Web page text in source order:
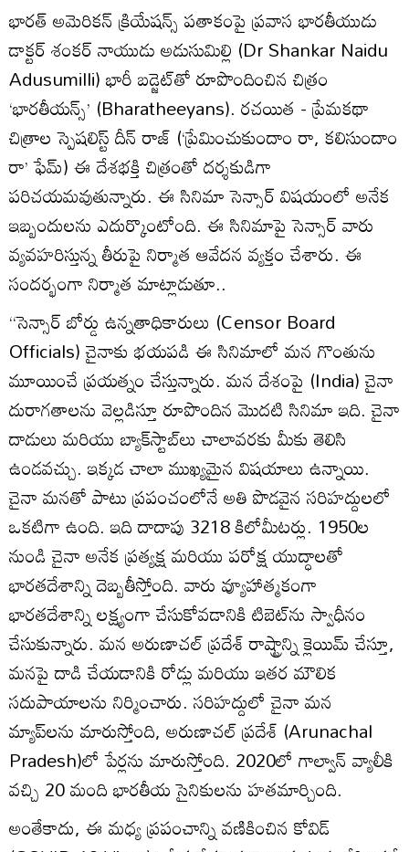
భారత్ అమెరికన్ క్రియేషన్స్ పతాకంపై ప్రవాస భారతీయుడు
డాక్టర్ శంకర్ నాయుడు అడుసుమిల్లి (Dr Shankar Naidu
Adusumilli) భారీ బడ్జెట్‌తో రూపొందించిన చిత్రం
‘భారతీయన్స్’ (Bharatheeyans). రచయిత - ప్రేమకథా
చిత్రాల స్పెషలిస్ట్ దీన్ రాజ్ (‘ప్రేమించుకుందాం రా, కలిసుందాం
రా’ ఫేమ్) ఈ దేశభక్తి చిత్రంతో దర్శకుడిగా
పరిచయమవుతున్నారు. ఈ సినిమా సెన్సార్ విషయంలో అనేక
ఇబ్బందులను ఎదుర్కొంటోంది. ఈ సినిమాపై సెన్సార్ వారు
వ్యవహరిస్తున్న తీరుపై నిర్మాత ఆవేదన వ్యక్తం చేశారు. ఈ
సందర్భంగా నిర్మాత మాట్లాడుతూ..
‘‘సెన్సార్ బోర్డు ఉన్నతాధికారులు (Censor Board
Officials) చైనాకు భయపడి ఈ సినిమాలో మన గొంతును
మూయించే ప్రయత్నం చేస్తున్నారు. మన దేశంపై (India) చైనా
దురాగతాలను వెల్లడిస్తూ రూపొందిన మొదటి సినిమా ఇది. చైనా
దాడులు మరియు బ్యాక్‌స్టాబ్‌లు చాలావరకు మీకు తెలిసి
ఉండవచ్చు. ఇక్కడ చాలా ముఖ్యమైన విషయాలు ఉన్నాయి.
చైనా మనతో పాటు ప్రపంచంలోనే అతి పొడవైన సరిహద్దులలో
ఒకటిగా ఉంది. ఇది దాదాపు 3218 కిలోమీటర్లు. 1950ల
నుండి చైనా అనేక ప్రత్యక్ష మరియు పరోక్ష యుద్ధాలతో
భారతదేశాన్ని దెబ్బతీస్తోంది. వారు వ్యూహాత్మకంగా
భారతదేశాన్ని లక్ష్యంగా చేసుకోవడానికి టిబెట్‌ను స్వాధీనం
చేసుకున్నారు. మన అరుణాచల్ ప్రదేశ్ రాష్ట్రాన్ని క్లెయిమ్ చేస్తూ,
మనపై దాడి చేయడానికి రోడ్లు మరియు ఇతర మౌలిక
సదుపాయాలను నిర్మించారు. సరిహద్దులో చైనా మన
మ్యాప్‌లను మారుస్తోంది, అరుణాచల్ ప్రదేశ్‌ (Arunachal
Pradesh)లో పేర్లను మారుస్తోంది. 2020లో గాల్వాన్ వ్యాలీకి
వచ్చి 20 మంది భారతీయ సైనికులను హతమార్చింది.
అంతేకాదు, ఈ మధ్య ప్రపంచాన్ని వణికించిన కోవిడ్‌